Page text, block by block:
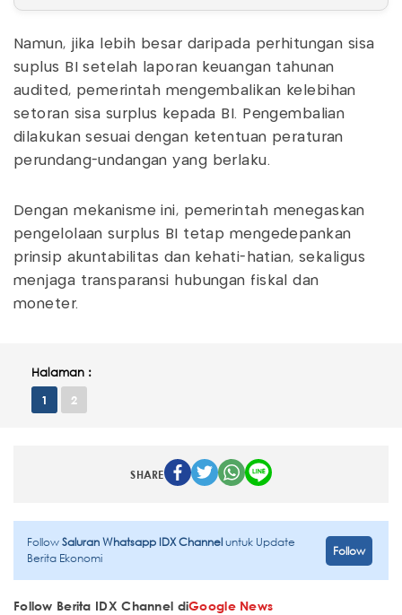
Namun, jika lebih besar daripada perhitungan sisa
suplus BI setelah laporan keuangan tahunan
audited, pemerintah mengembalikan kelebihan
setoran sisa surplus kepada BI. Pengembalian
dilakukan sesuai dengan ketentuan peraturan
perundang-undangan yang berlaku.
Dengan mekanisme ini, pemerintah menegaskan
pengelolaan surplus BI tetap mengedepankan
prinsip akuntabilitas dan kehati-hatian, sekaligus
menjaga transparansi hubungan fiskal dan
moneter.
Halaman :
1 2
SHARE
FollowSaluran Whatsapp IDX Channeluntuk Update
Berita Ekonomi
Follow
Follow Berita IDX Channel diGoogle News